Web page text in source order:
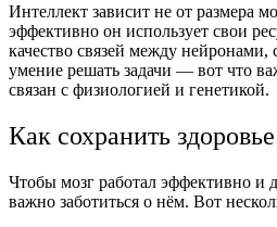
Интеллект зависит не от размера
эффективно он использует свои
качество связей между нейронами,
умение решать задачи — вот что
связан с физиологией и генетикой.
Как сохранить
Чтобы мозг работал эффективно и
важно заботиться о нём. Вот